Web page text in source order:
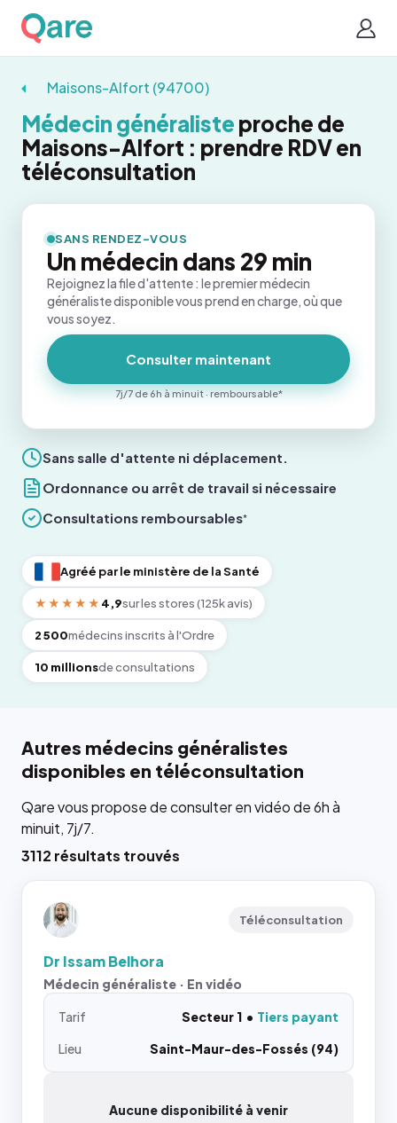
Maisons-Alfort (94700)
Médecin généraliste proche de
Maisons-Alfort : prendre RDV en
téléconsultation
Sans salle d'attente ni déplacement.
Ordonnance ou arrêt de travail si nécessaire
Consultations remboursables*
Agréé par le ministère de la Santé
★★★★★ 4,9sur les stores (125k avis)
2 500médecins inscrits à l'Ordre
10 millionsde consultations
SANS RENDEZ-VOUS
Un médecin dans 29 min
Rejoignez la file d'attente : le premier médecin
généraliste disponible vous prend en charge, où que
vous soyez.
Consulter maintenant
7j/7 de 6h à minuit · remboursable*
Autres médecins généralistes
disponibles en téléconsultation
Qare vous propose de consulter en vidéo de 6h à
minuit, 7j/7.
3112 résultats trouvés
Téléconsultation
Dr Issam Belhora
Médecin généraliste · En vidéo
Tarif Secteur 1
Tiers payant
Lieu
Saint-Maur-des-Fossés (94)
Aucune disponibilité à venir